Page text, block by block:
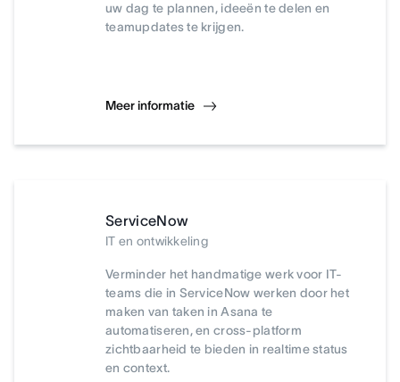
uw dag te plannen, ideeën te delen en
teamupdates te krijgen.
Meer informatie
ServiceNow
IT en ontwikkeling
Verminder het handmatige werk voor IT-
teams die in ServiceNow werken door het
maken van taken in Asana te
automatiseren, en cross-platform
zichtbaarheid te bieden in realtime status
en context.